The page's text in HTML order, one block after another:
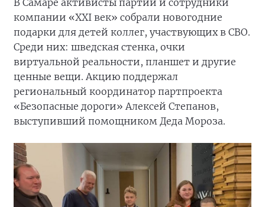
В Самаре активисты партии и сотрудники
компании «ХХI век» собрали новогодние
подарки для детей коллег, участвующих в СВО.
Среди них: шведская стенка, очки
виртуальной реальности, планшет и другие
ценные вещи. Акцию поддержал
региональный координатор партпроекта
«Безопасные дороги» Алексей Степанов,
выступивший помощником Деда Мороза.